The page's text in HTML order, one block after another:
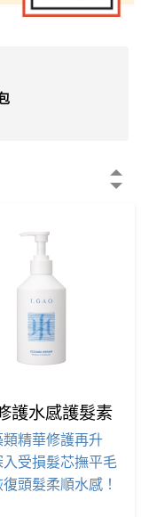
護水感護髮素
精華修護再升
入受損髮芯撫平毛
頭髮柔順水感！